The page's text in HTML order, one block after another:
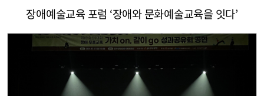
장애예술교육 포럼 ‘장애와 문화예술교육을 잇다’